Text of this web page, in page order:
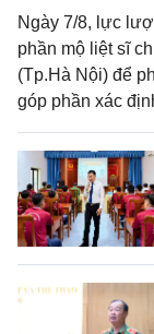
Ngày 7/8, lực
phần mộ liệt sĩ
(Tp.Hà Nội) để
góp phần xác